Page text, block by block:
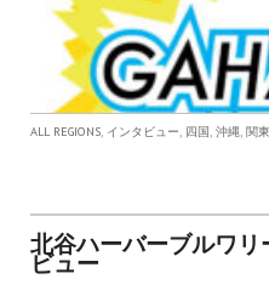
ALL REGIONS インタビュー 四国 沖縄 関東
北谷ハーバーブルワ
ビュー